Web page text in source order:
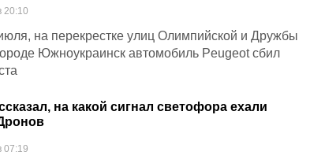
20:10
на перекрестке улиц Олимпийской и Дружбы
Южноукраинск автомобиль Peugeot сбил
на какой сигнал светофора ехали
07:19